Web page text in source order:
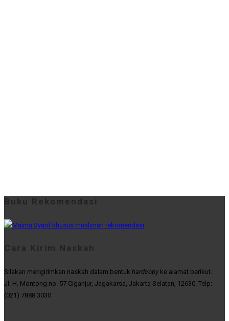
Buku Rekomendasi
Cara Kirim Naskah
Silakan mengirimkan naskah dalam bentuk hardcopy ke alamat berikut.
Jl. H. Montong no. 57 Ciganjur, Jagakarsa, Jakarta Selatan, 12630. Telp:
(021) 7888 3030